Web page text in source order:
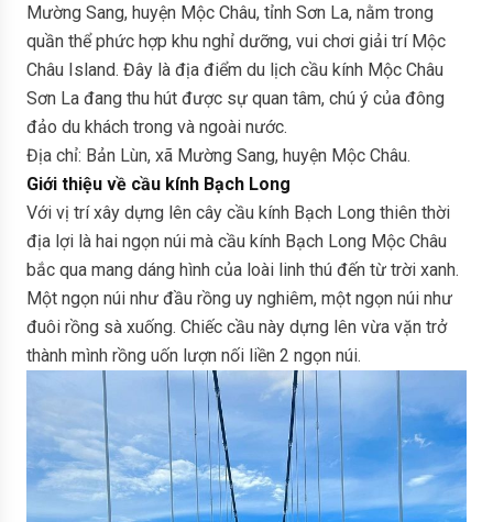
Mường Sang, huyện Mộc Châu, tỉnh Sơn La, nằm trong
quần thể phức hợp khu nghỉ dưỡng, vui chơi giải trí Mộc
Châu Island. Đây là địa điểm du lịch cầu kính Mộc Châu
Sơn La đang thu hút được sự quan tâm, chú ý của đông
đảo du khách trong và ngoài nước.
Địa chỉ: Bản Lùn, xã Mường Sang, huyện Mộc Châu.
Giới thiệu về cầu kính Bạch Long
Với vị trí xây dựng lên cây cầu kính Bạch Long thiên thời
địa lợi là hai ngọn núi mà cầu kính Bạch Long Mộc Châu
bắc qua mang dáng hình của loài linh thú đến từ trời xanh.
Một ngọn núi như đầu rồng uy nghiêm, một ngọn núi như
đuôi rồng sà xuống. Chiếc cầu này dựng lên vừa vặn trở
thành mình rồng uốn lượn nối liền 2 ngọn núi.